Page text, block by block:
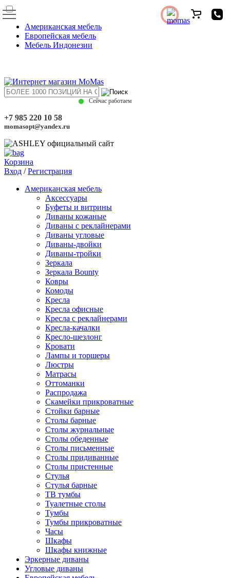
Американская мебель
Европейская мебель
Мебель Индонезии
Сейчас работаем
+7 985 220 10 58
momasopt@yandex.ru
Корзина
Вход /Регистрация
Американская мебель
Аксессуары
Буфеты и витрины
Диваны кожаные
Диваны с реклайнерами
Диваны угловые
Диваны-двойки
Диваны-тройки
Зеркала
Зеркала Bounty
Ковры
Комоды
Кресла
Кресла офисные
Кресла с реклайнерами
Кресла-качалки
Кресло-шезлонг
Кровати
Лампы и торшеры
Люстры
Матрасы
Оттоманки
Распродажа
Скамейки прикроватные
Стойки барные
Столы барные
Столы журнальные
Столы обеденные
Столы письменные
Столы придиванные
Столы пристенные
Стулья
Стулья барные
ТВ тумбы
Туалетные столы
Тумбы
Тумбы прикроватные
Часы
Шкафы
Шкафы книжные
Эркерные диваны
Угловые диваны